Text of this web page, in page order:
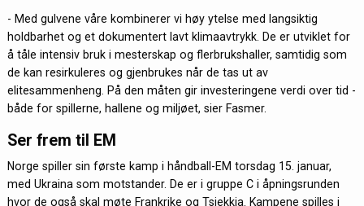
- Med gulvene våre kombinerer vi høy ytelse med langsiktig
holdbarhet og et dokumentert lavt klimaavtrykk. De er utviklet for
å tåle intensiv bruk i mesterskap og flerbrukshaller, samtidig som
de kan resirkuleres og gjenbrukes når de tas ut av
elitesammenheng. På den måten gir investeringene verdi over tid -
både for spillerne, hallene og miljøet, sier Fasmer.
Ser frem til EM
Norge spiller sin første kamp i håndball-EM torsdag 15. januar,
med Ukraina som motstander. De er i gruppe C i åpningsrunden
hvor de også skal møte Frankrike og Tsjekkia. Kampene spilles i